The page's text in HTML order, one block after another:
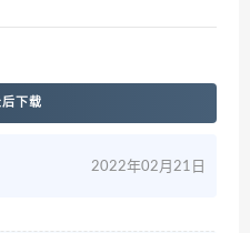
下载
2022年02月21日